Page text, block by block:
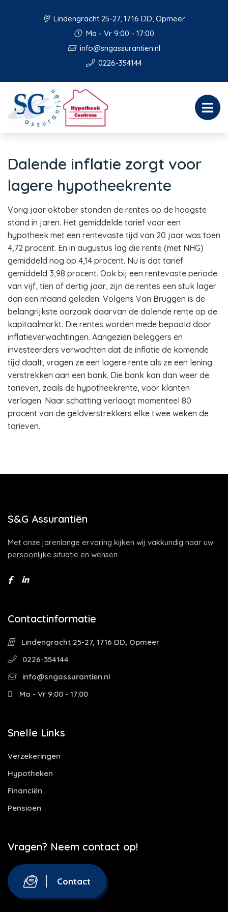
Lindengracht 25-27, 1716 DD, Opmeer
Ma - Vr 9:00 - 17:00
info@sngassurantien.nl
0226-354144
Dalende inflatie zorgt voor
lagere hypotheekrente
Vorig jaar oktober stonden de rentes op de hoogste
stand in jaren. Het gemiddelde tarief voor een
hypotheek met een rentevaste tijd van 20 jaar was toen
4,72 procent. En in augustus lag die rente (met NHG)
gemiddeld nog op 4,14 procent. Nu is dat tarief
gemiddeld 3,98 procent. Ook bij een rentevaste periode
van vijf, tien of dertig jaar, zijn de rentes een stuk lager
dan een maand geleden. Volgens Van Bruggen is de
belangrijkste oorzaak daarvan de dalende rente op de
kapitaalmarkt. Die rentes worden mede bepaald door
inflatieverwachtingen. Aangezien beleggers en
investeerders verwachten dat de inflatie de komende
tijd daalt, vragen ze een lagere rente als ze een lening
verstrekken aan een bank. Die bank kan dan weer de
tarieven, zoals de hypotheekrente, voor klanten
verlagen. Naar schatting verlaagt momenteel 80
procent van de geldverstrekkers elke twee weken de
tarieven.
S&G Assurantiën
Met onze jarenlange ervaring kijken wij vakkundig naar uw
persoonlijke situatie en wensen.
Contactinformatie
Lindengracht 25-27, 1716 DD, Opmeer
0226-354144
info@sngassurantien.nl
Ma - Vr 9:00 - 17:00
Snelle Links
Verzekeringen
Hypotheken
Financiën
Pensioen
Vragen? Neem contact op!
Contact